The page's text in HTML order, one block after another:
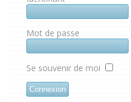
Mot de passe
Se souvenir de moi